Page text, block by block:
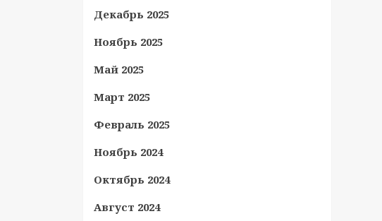
Декабрь 2025
Ноябрь 2025
Май 2025
Март 2025
Февраль 2025
Ноябрь 2024
Октябрь 2024
Август 2024